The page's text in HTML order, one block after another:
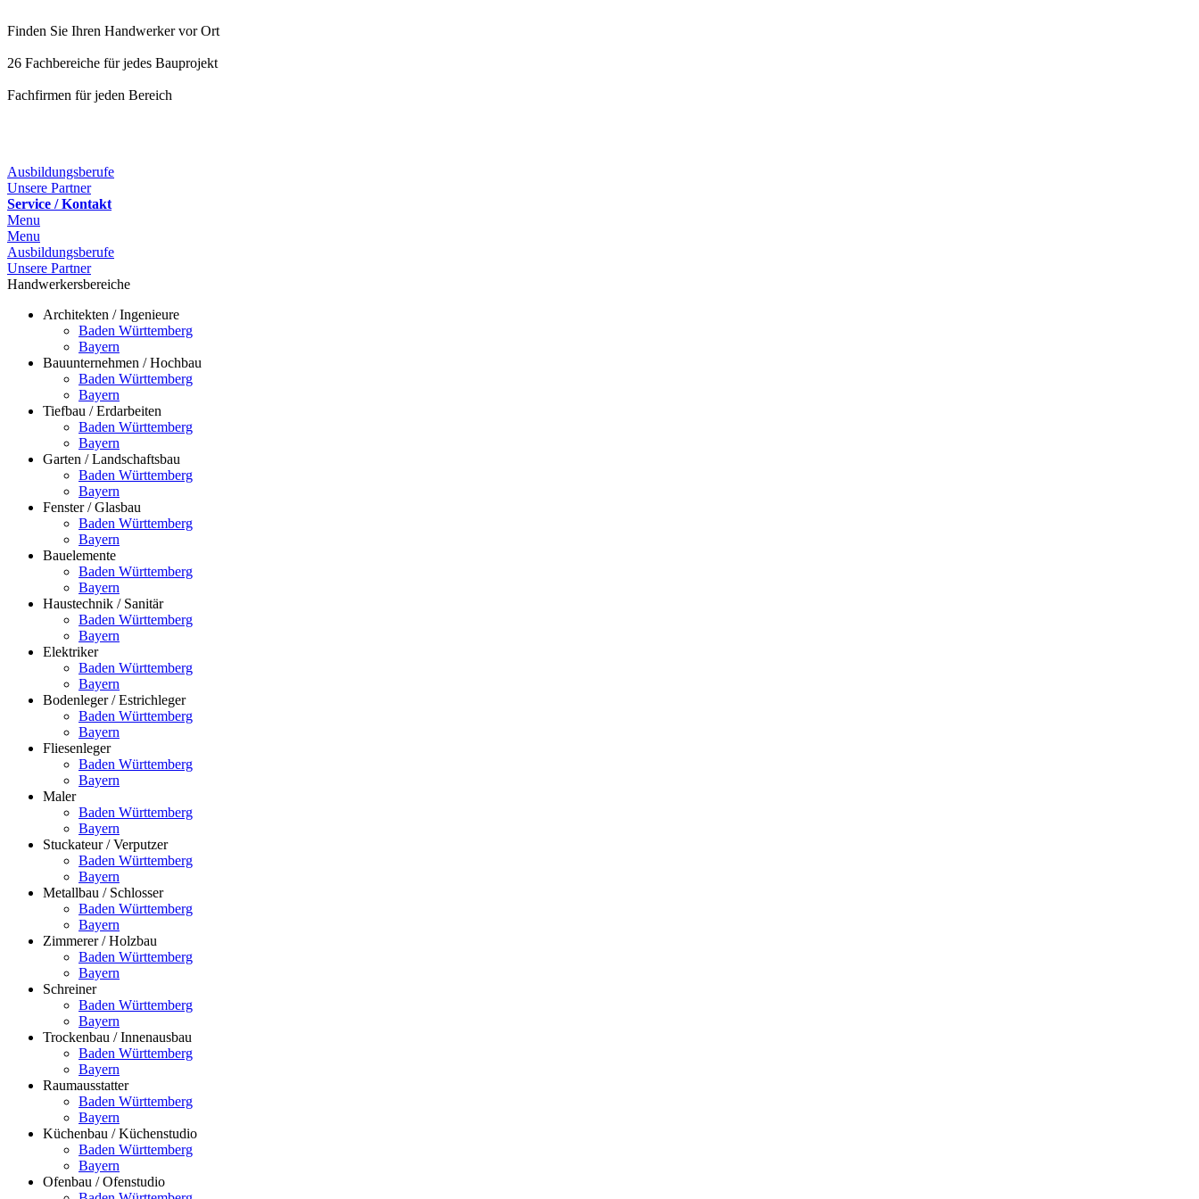
Finden Sie Ihren Handwerker vor Ort
26 Fachbereiche für jedes Bauprojekt
Fachfirmen für jeden Bereich
Ausbildungsberufe
Unsere Partner
Service / Kontakt
Menu
Menu
Ausbildungsberufe
Unsere Partner
Handwerkersbereiche
Architekten / Ingenieure
Baden Württemberg
Bayern
Bauunternehmen / Hochbau
Baden Württemberg
Bayern
Tiefbau / Erdarbeiten
Baden Württemberg
Bayern
Garten / Landschaftsbau
Baden Württemberg
Bayern
Fenster / Glasbau
Baden Württemberg
Bayern
Bauelemente
Baden Württemberg
Bayern
Haustechnik / Sanitär
Baden Württemberg
Bayern
Elektriker
Baden Württemberg
Bayern
Bodenleger / Estrichleger
Baden Württemberg
Bayern
Fliesenleger
Baden Württemberg
Bayern
Maler
Baden Württemberg
Bayern
Stuckateur / Verputzer
Baden Württemberg
Bayern
Metallbau / Schlosser
Baden Württemberg
Bayern
Zimmerer / Holzbau
Baden Württemberg
Bayern
Schreiner
Baden Württemberg
Bayern
Trockenbau / Innenausbau
Baden Württemberg
Bayern
Raumausstatter
Baden Württemberg
Bayern
Küchenbau / Küchenstudio
Baden Württemberg
Bayern
Ofenbau / Ofenstudio